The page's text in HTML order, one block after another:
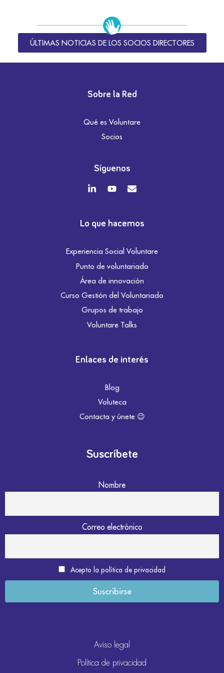
ÚLTIMAS NOTICIAS DE LOS SOCIOS DIRECTORES
Sobre la Red
Qué es Voluntare
Socios
Síguenos
Lo que hacemos
Experiencia Social Voluntare
Punto de voluntariado
Área de innovación
Curso Gestión del Voluntariado
Grupos de trabajo
Voluntare Talks
Enlaces de interés
Blog
Voluteca
Contacta y únete 😉
Suscríbete
Nombre
Correo electrónico
Acepto la política de privacidad
Aviso legal
Política de privacidad